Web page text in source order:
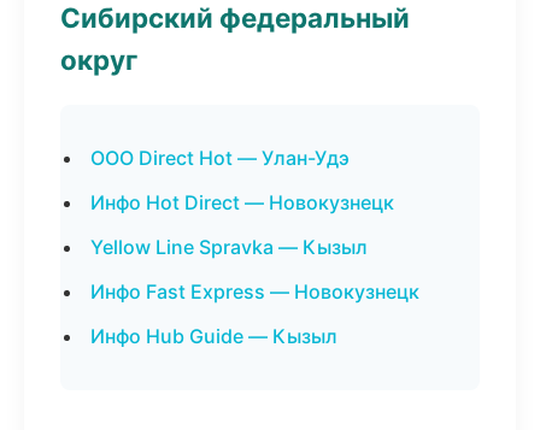
Сибирский федеральный
округ
ООО Direct Hot — Улан-Удэ
Инфо Hot Direct — Новокузнецк
Yellow Line Spravka — Кызыл
Инфо Fast Express — Новокузнецк
Инфо Hub Guide — Кызыл